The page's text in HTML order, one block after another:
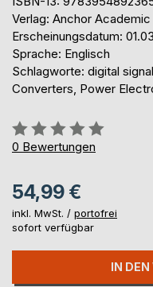
Verlag: Anchor Academic
Erscheinungsdatum:
Sprache: Englisch
Schlagworte: digital
Converters, Power
Bewertung::
0%
0 Bewertungen
54,99 €
inkl. MwSt. / portofrei
sofort verfügbar
IN DEN